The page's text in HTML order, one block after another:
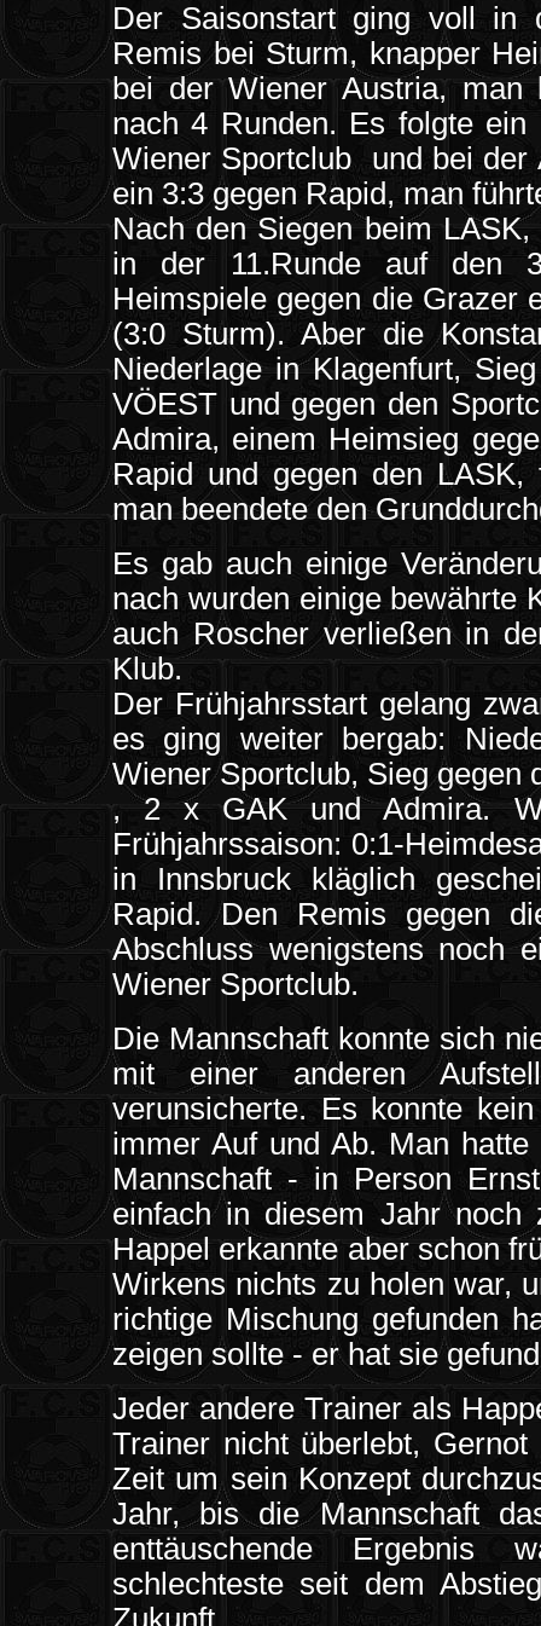
Der Saisonstart ging voll in
Remis bei Sturm, knapper
bei der Wiener Austria, man
nach 4 Runden. Es folgte
Wiener Sportclub und bei der
ein 3:3 gegen Rapid, man
Nach den Siegen beim
in der 11.Runde auf den
Heimspiele gegen die Grazer
(3:0 Sturm). Aber die
Niederlage in Klagenfurt,
VÖEST und gegen den
Admira, einem Heimsieg
Rapid und gegen den
man beendete den
Es gab auch einige
nach wurden einige bewährte
auch Roscher verließen in
Klub.
Der Frühjahrsstart gelang
es ging weiter bergab:
Wiener Sportclub, Sieg gegen
, 2 x GAK und Admira.
Frühjahrssaison: 0:1-
in Innsbruck kläglich
Rapid. Den Remis gegen
Abschluss wenigstens noch
Wiener Sportclub.
Die Mannschaft konnte sich
mit einer anderen
verunsicherte. Es konnte
immer Auf und Ab. Man
Mannschaft - in Person
einfach in diesem Jahr
Happel erkannte aber schon
Wirkens nichts zu holen war,
richtige Mischung gefunden
zeigen sollte - er hat sie
Jeder andere Trainer als
Trainer nicht überlebt,
Zeit um sein Konzept
Jahr, bis die Mannschaft
enttäuschende Ergebnis
schlechteste seit dem
Zukunft.